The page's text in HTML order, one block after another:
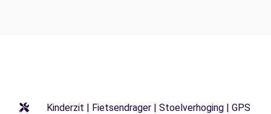
Kinderzit | Fietsendrager | Stoelverhoging | GPS